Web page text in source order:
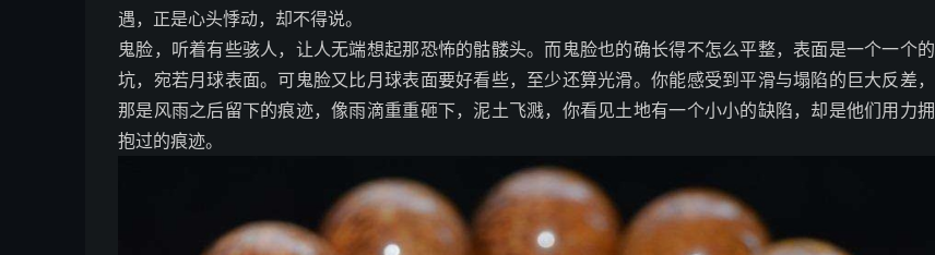
遇，正是心头悸动，却不得说。
鬼脸，听着有些骇人，让人无端想起那恐怖的骷髅头。而鬼脸也的确长得不怎么平整，表面是一个一个的
坑，宛若月球表面。可鬼脸又比月球表面要好看些，至少还算光滑。你能感受到平滑与塌陷的巨大反差，
那是风雨之后留下的痕迹，像雨滴重重砸下，泥土飞溅，你看见土地有一个小小的缺陷，却是他们用力拥
抱过的痕迹。